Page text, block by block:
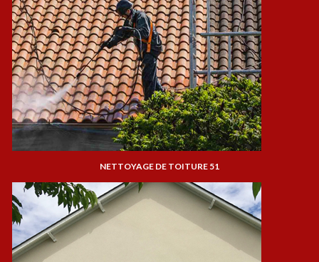
NETTOYAGE DE TOITURE 51